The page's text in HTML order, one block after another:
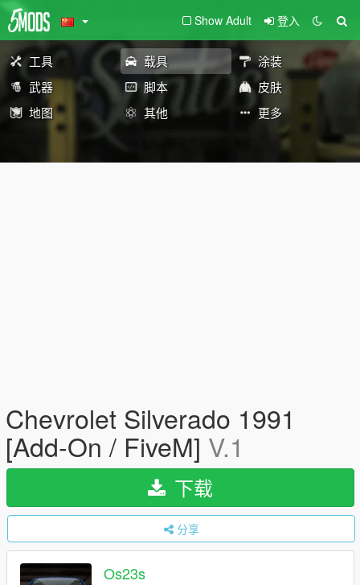
Show Adult 登入
工具 载具
涂装
武器
脚本
皮肤
地图
其他 更多
Chevrolet Silverado 1991
[Add-On / FiveM] V.1
下载
分享
Os23s